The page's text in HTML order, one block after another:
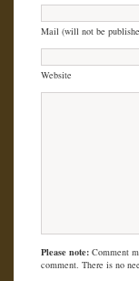
Mail (will not be
Website
Please note: Comment
comment. There is no